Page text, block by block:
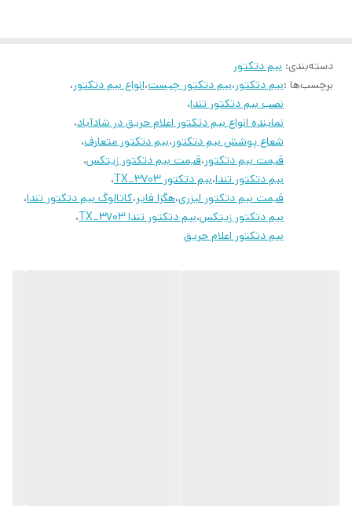
دسته‌بندی: بیم دتکتور
برچسب‌ها :بیم دتکتور،بیم دتکتور چیست،انواع بیم دتکتور،
نصب بیم دتکتور تندا،
نماینده انواع بیم دتکتور اعلام حریق در شادآباد،
شعاع پوشش بیم دتکتور،بیم دتکتور متعارف،
قیمت بیم دتکتور،قیمت بیم دتکتور زیتکس،
بیم دتکتور تندا،بیم دتکتور TX_3703
،
قیمت بیم دتکتور لیزری،هگزا فایر،کاتالوگ بیم دتکتور تندا،
بیم دتکتور زیتکس،بیم دتکتور تندا TX_3703
،
بیم دتکتور اعلام حریق